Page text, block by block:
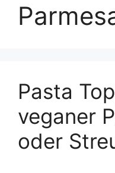
Pasta
veganer
oder